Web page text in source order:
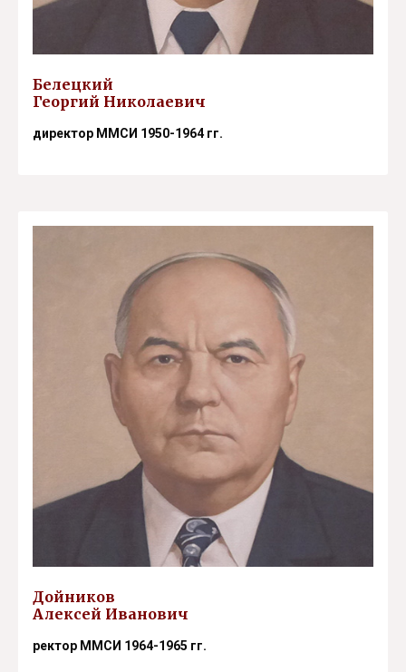
Белецкий
Георгий Николаевич
директор ММСИ 1950-1964 гг.
Дойников
Алексей Иванович
ректор ММСИ 1964-1965 гг.